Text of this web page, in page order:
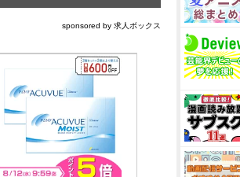
sponsored by 求人ボックス